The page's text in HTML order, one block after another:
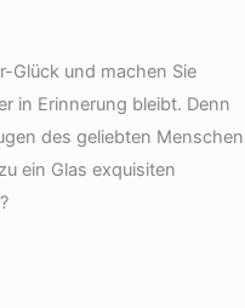
Glück und machen Sie
in Erinnerung bleibt. Denn
des geliebten Menschen
ein Glas exquisiten